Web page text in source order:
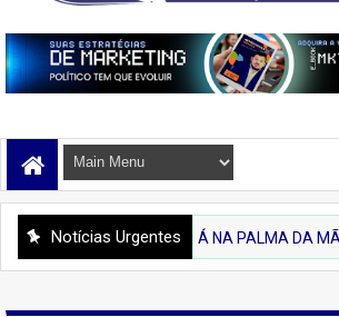
Notícias Urgentes
'IPIRA' 💻 IPIRÁ NA PALMA DA MÃO! Conheça